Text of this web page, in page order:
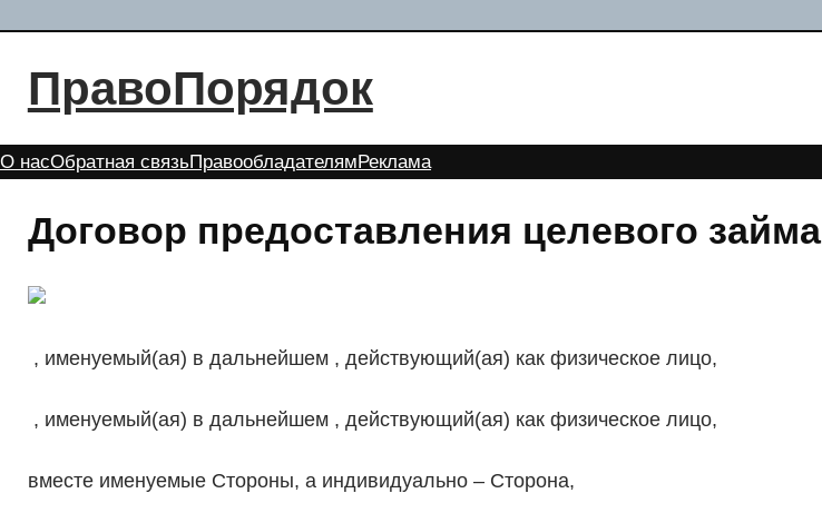
содержимому
ПравоПорядок
О насОбратная связьПравообладателям Реклама
Договор предоставления целевого займа
, именуемый(ая) в дальнейшем , действующий(ая) как физическое лицо,
, именуемый(ая) в дальнейшем , действующий(ая) как физическое лицо,
вместе именуемые Стороны, а индивидуально – Сторона,